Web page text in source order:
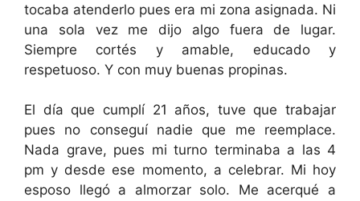
tocaba atenderlo pues era mi zona asignada. Ni
una sola vez me dijo algo fuera de lugar.
Siempre cortés y amable, educado y
respetuoso. Y con muy buenas propinas.
El día que cumplí 21 años, tuve que trabajar
pues no conseguí nadie que me reemplace.
Nada grave, pues mi turno terminaba a las 4
pm y desde ese momento, a celebrar. Mi hoy
esposo llegó a almorzar solo. Me acerqué a